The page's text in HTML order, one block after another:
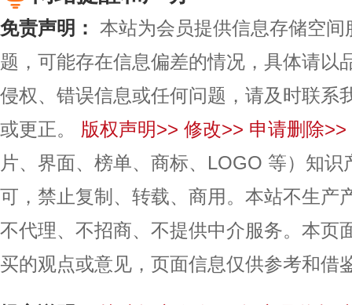
免责声明： 本站为会员提供信息存储空
题，可能存在信息偏差的情况，具体请以
侵权、错误信息或任何问题，请及时联系
或更正。
版权声明>> 修改>> 申请删除>>
片、界面、榜单、商标、LOGO 等）知
可，禁止复制、转载、商用。本站不生产
不代理、不招商、不提供中介服务。本页
买的观点或意见，页面信息仅供参考和借